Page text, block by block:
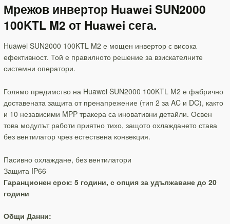
Мрежов инвертор Huawei SUN2000
100KTL M2 от Huawei сега.
Huawei SUN2000 100KTL M2 е мощен инвертор с висока
ефективност. Той е правилното решение за взискателните
системни оператори.
Голямо предимство на Huawei SUN2000 100KTL M2 е фабрично
доставената защита от пренапрежение (тип 2 за AC и DC), както
и 10 независими MPP тракера са иновативни детайли. Освен
това модулът работи приятно тихо, защото охлаждането става
без вентилатор чрез естествена конвекция.
Пасивно охлаждане, без вентилатори
Защита IP66
Гаранционен срок: 5 години, с опция за удължаване до 20
години
Общи Данни: